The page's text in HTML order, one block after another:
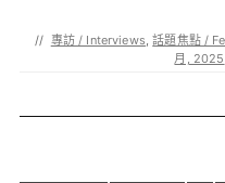
// 專訪 / Interviews,話題焦點 /
月, 2025